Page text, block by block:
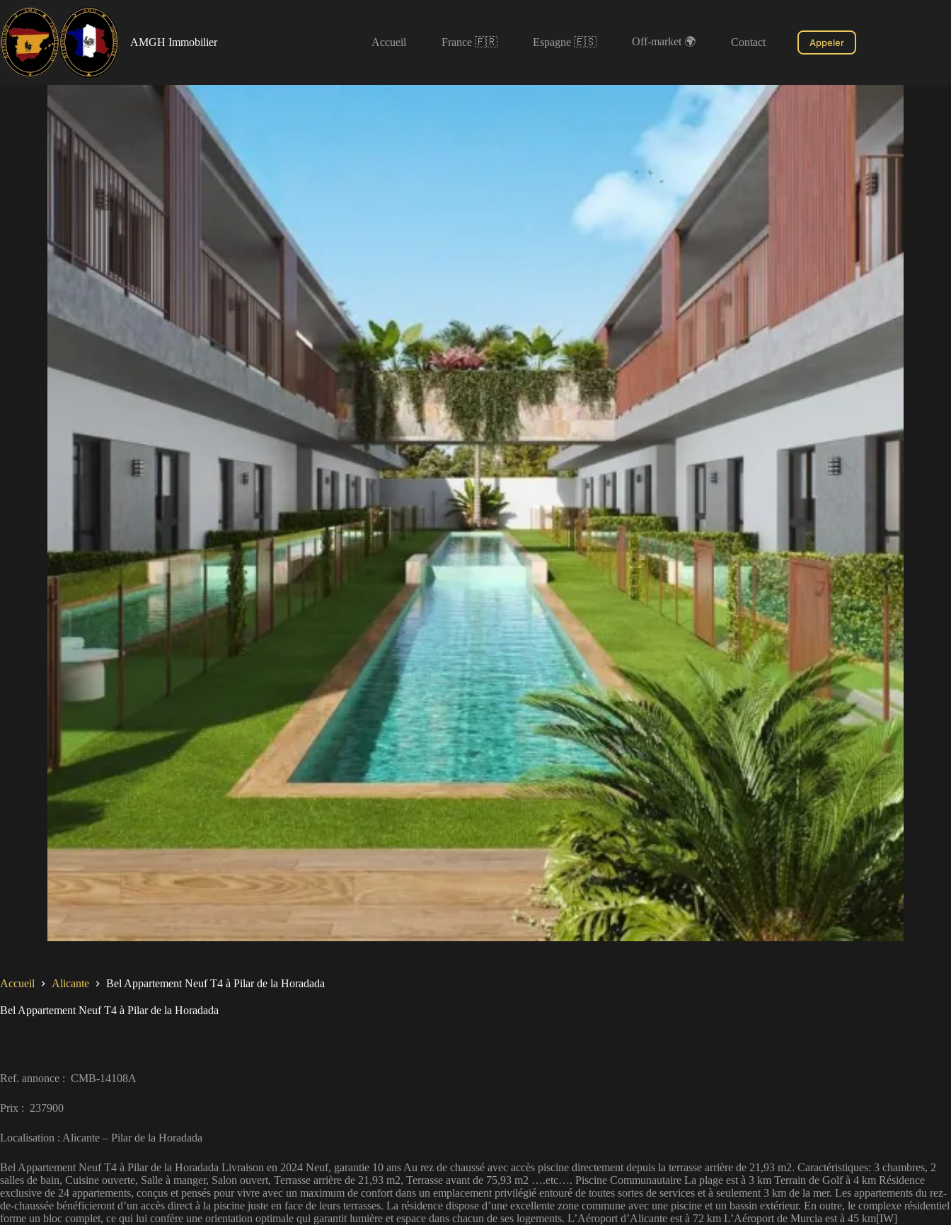
AMGH Immobilier Accueil France 🇫🇷 Espagne 🇪🇸 Off-market 🌍 Contact Appeler
Accueil Alicante Bel Appartement Neuf T4 à Pilar de la Horadada
Bel Appartement Neuf T4 à Pilar de la Horadada
Ref. annonce : CMB-14108A
Prix : 237900
Localisation : Alicante – Pilar de la Horadada
Bel Appartement Neuf T4 à Pilar de la Horadada Livraison en 2024 Neuf, garantie 10 ans Au rez de chaussé avec accès piscine directement depuis la terrasse arrière de 21,93 m2. Caractéristiques: 3 chambres, 2
salles de bain, Cuisine ouverte, Salle à manger, Salon ouvert, Terrasse arrière de 21,93 m2, Terrasse avant de 75,93 m2 ….etc…. Piscine Communautaire La plage est à 3 km Terrain de Golf à 4 km Résidence
exclusive de 24 appartements, conçus et pensés pour vivre avec un maximum de confort dans un emplacement privilégié entouré de toutes sortes de services et à seulement 3 km de la mer. Les appartements du rez-
de-chaussée bénéficieront d’un accès direct à la piscine juste en face de leurs terrasses. La résidence dispose d’une excellente zone commune avec une piscine et un bassin extérieur. En outre, le complexe résidentiel
forme un bloc complet, ce qui lui confère une orientation optimale qui garantit lumière et espace dans chacun de ses logements. L’Aéroport d’Alicante est à 72 km L’Aéroport de Murcia est à 45 km[IW]